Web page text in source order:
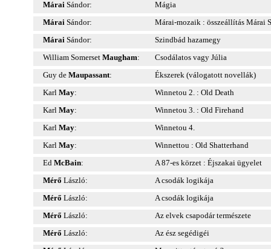
Márai Sándor:
Mágia
Márai Sándor:
Márai-mozaik : összeállítás Márai
Márai Sándor:
Szindbád hazamegy
William Somerset Maugham:
Csodálatos vagy Júlia
Guy de Maupassant:
Ékszerek (válogatott novellák)
Karl May:
Winnetou 2. : Old Death
Karl May:
Winnetou 3. : Old Firehand
Karl May:
Winnetou 4.
Karl May:
Winnettou : Old Shatterhand
Ed McBain:
A 87-es körzet : Éjszakai ügyelet
Mérő László:
A csodák logikája
Mérő László:
A csodák logikája
Mérő László:
Az elvek csapodár természete
Mérő László:
Az ész segédigéi